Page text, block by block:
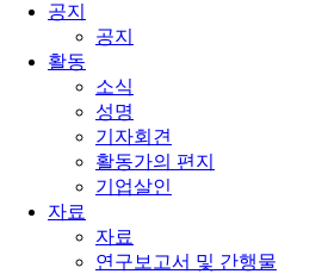
공지
공지
활동
소식
성명
기자회견
활동가의 편지
기업살인
자료
자료
연구보고서 및 간행물